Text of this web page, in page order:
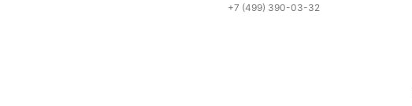
+7 (499) 390-03-32